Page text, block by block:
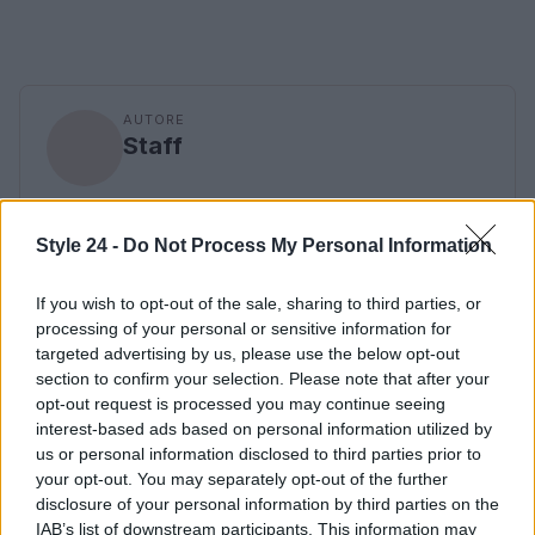
Style 24 - Do Not Process My Personal Information
If you wish to opt-out of the sale, sharing to third parties, or
processing of your personal or sensitive information for
targeted advertising by us, please use the below opt-out
section to confirm your selection. Please note that after your
opt-out request is processed you may continue seeing
interest-based ads based on personal information utilized by
us or personal information disclosed to third parties prior to
your opt-out. You may separately opt-out of the further
disclosure of your personal information by third parties on the
IAB’s list of downstream participants. This information may
AUTORE
Staff